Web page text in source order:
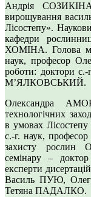
Андрія СОЗИКІНА
вирощування
Лісостепу».
кафедри
ХОМІНА. Голова
наук, професор
роботи: доктори
МʼЯЛКОВСЬКИЙ.
Олександра
технологічних
в умовах
с.-г. наук, професор
захисту рослин
семінару –
експерти
Василь ПУЮ, Олег
Тетяна ПАДАЛКО.